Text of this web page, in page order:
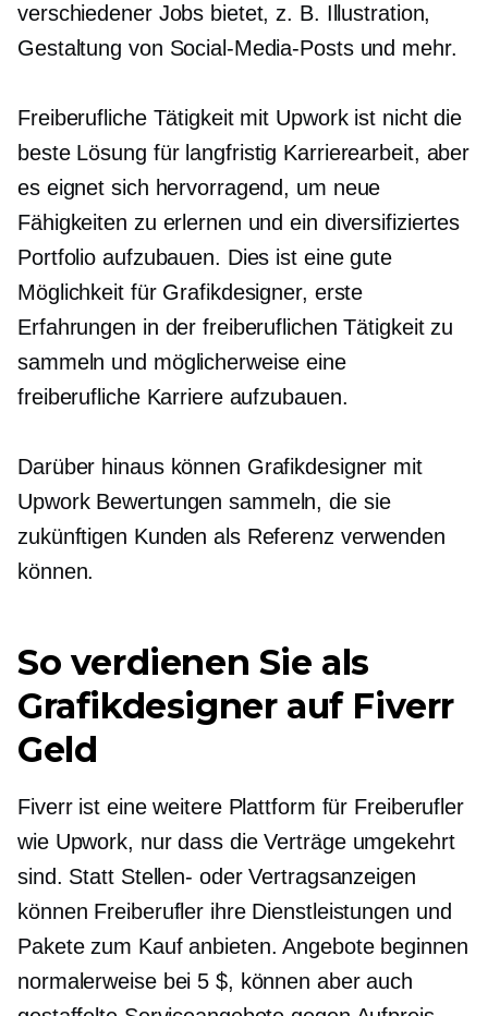
verschiedener Jobs bietet, z. B. Illustration,
Gestaltung von Social-Media-Posts und mehr.
Freiberufliche Tätigkeit mit Upwork ist nicht die
beste Lösung für langfristig Karrierearbeit, aber
es eignet sich hervorragend, um neue
Fähigkeiten zu erlernen und ein diversifiziertes
Portfolio aufzubauen. Dies ist eine gute
Möglichkeit für Grafikdesigner, erste
Erfahrungen in der freiberuflichen Tätigkeit zu
sammeln und möglicherweise eine
freiberufliche Karriere aufzubauen.
Darüber hinaus können Grafikdesigner mit
Upwork Bewertungen sammeln, die sie
zukünftigen Kunden als Referenz verwenden
können.
So verdienen Sie als
Grafikdesigner auf Fiverr
Geld
Fiverr ist eine weitere Plattform für Freiberufler
wie Upwork, nur dass die Verträge umgekehrt
sind. Statt Stellen- oder Vertragsanzeigen
können Freiberufler ihre Dienstleistungen und
Pakete zum Kauf anbieten. Angebote beginnen
normalerweise bei 5 $, können aber auch